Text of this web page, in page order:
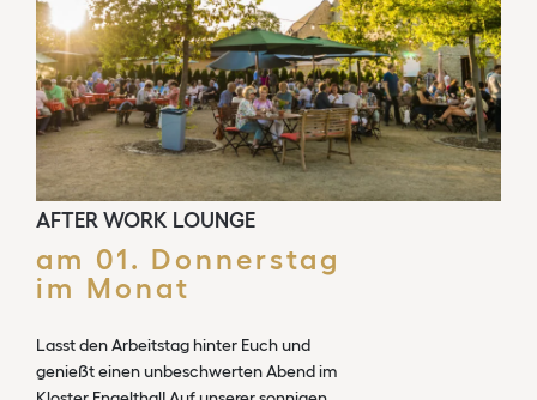
AFTER WORK LOUNGE
am 01. Donnerstag
im Monat
Lasst den Arbeitstag hinter Euch und
genießt einen unbeschwerten Abend im